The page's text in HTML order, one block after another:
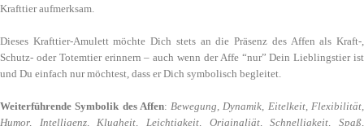
Krafttier aufmerksam.
Dieses Krafttier-Amulett möchte Dich stets an die Präsenz des Affen als Kraft-,
Schutz- oder Totemtier erinnern – auch wenn der Affe “nur” Dein Lieblingstier ist
und Du einfach nur möchtest, dass er Dich symbolisch begleitet.
Weiterführende Symbolik des Affen:Bewegung,Dynamik, Eitelkeit,Flexibilität,
Humor, Intelligenz, Klugheit, Leichtigkeit, Originaliät, Schnelligkeit, Spaß,